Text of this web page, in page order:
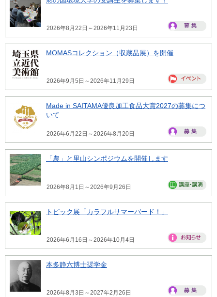
2026年8月22日～2026年11月23日
MOMASコレクション（収蔵品展）を開催
2026年9月5日～2026年11月29日
Made in SAITAMA優良加工食品大賞2027の募集につ
いて
2026年6月22日～2026年8月20日
「農」と里山シンポジウムを開催します
2026年8月1日～2026年9月26日
トピック展「カラフルサマーバード！」
2026年6月16日～2026年10月4日
本多静六博士奨学金
2026年8月3日～2027年2月26日